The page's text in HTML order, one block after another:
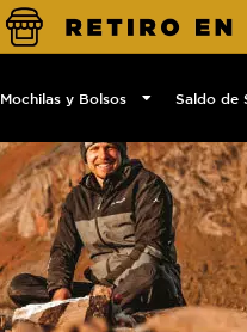
Mochilas y Bolsos Saldo de